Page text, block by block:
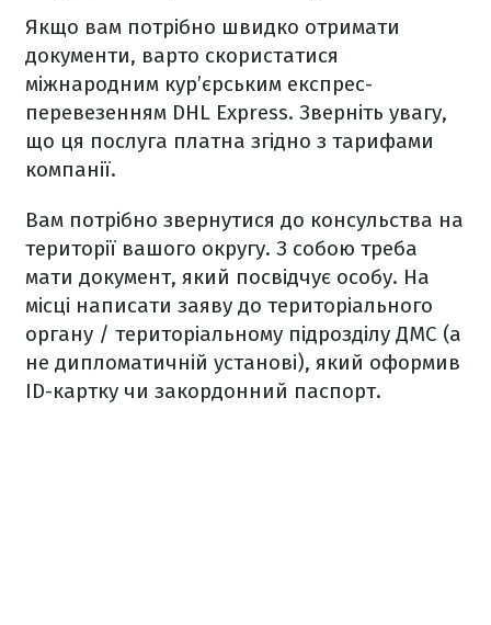
Якщо вам потрібно швидко отримати
документи, варто скористатися
міжнародним кур’єрським експрес-
перевезенням DHL Express. Зверніть увагу,
що ця послуга платна згідно з тарифами
компанії.
Вам потрібно звернутися до консульства на
території вашого округу. З собою треба
мати документ, який посвідчує особу. На
місці написати заяву до територіального
органу / територіальному підрозділу ДМС (а
не дипломатичній установі), який оформив
ID-картку чи закордонний паспорт.